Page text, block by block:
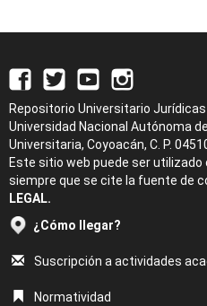
Repositorio Universitario Jurídicas
Universidad Nacional Autónoma
Universitaria, Coyoacán, C. P.
Este sitio web puede ser
siempre que se cite la fuente de
LEGAL.
¿Cómo llegar?
Suscripción a actividades
Normatividad